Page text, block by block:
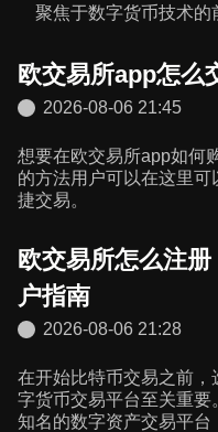
聚焦于数字货币技术
欧交易所app怎么
2026-08-06 21:45
想要在欧交易所app如何
的方法用户可以在这里
捷交易。
欧交易所怎么注
户指南
2026-08-06 21:28
在开始比特币交易之前
字货币交易平台至关重
知名的数字资产交易平